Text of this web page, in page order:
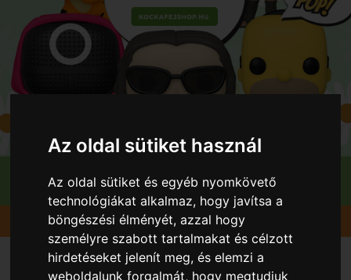
Az oldal sütiket használ
Az oldal sütiket és egyéb nyomkövető
technológiákat alkalmaz, hogy javítsa a
böngészési élményét, azzal hogy
személyre szabott tartalmakat és célzott
hirdetéseket jelenít meg, és elemzi a
weboldalunk forgalmát, hogy megtudjuk
Gyümölcsök Cseresznye Petrus